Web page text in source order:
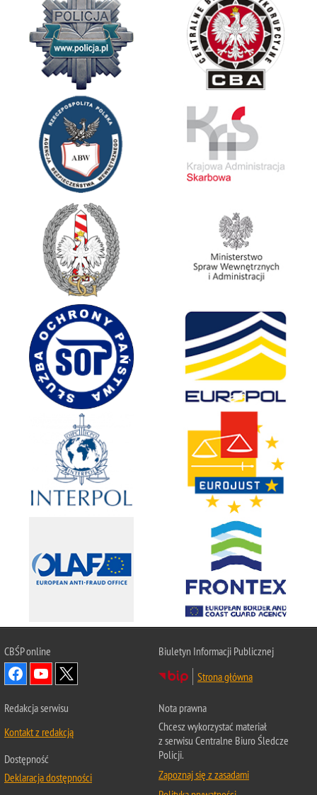
CBŚPonline
Biuletyn Informacji Publicznej
Strona główna
Redakcja serwisu
Kontakt z redakcją
Dostępność
Deklaracja dostępności
Nota prawna
Chcesz wykorzystać materiał
z serwisu Centralne Biuro Śledcze
Policji.
Zapoznaj się z zasadami